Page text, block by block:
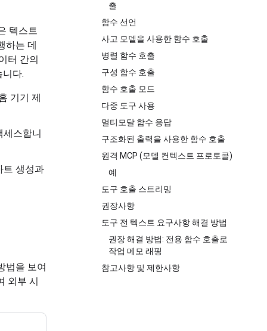
출
함수 선언
사고 모델을 사용한 함수 호출
병렬 함수 호출
구성 함수 호출
함수 호출 모드
다중 도구 사용
멀티모달 함수 응답
구조화된 출력을 사용한 함수 호출
원격 MCP (모델 컨텍스트 프로토콜)
예
도구 호출 스트리밍
권장사항
도구 전 텍스트 요구사항 해결 방법
권장 해결 방법: 전용 함수 호출로
작업 메모 래핑
참고사항 및 제한사항
텍스트
하는 데
터 간의
다.
기기 제
세스합니
트 생성과
법을 보여
외부 시